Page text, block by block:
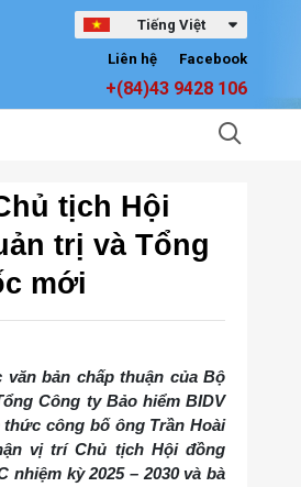
Tiếng Việt
Facebook
Liên hệ
+(84)43 9428 106
tịch Hội
trị và Tổng
mới
văn bản chấp thuận của Bộ
Công ty Bảo hiểm BIDV
thức công bố ông Trần Hoài
vị trí Chủ tịch Hội đồng
nhiệm kỳ 2025 – 2030 và bà